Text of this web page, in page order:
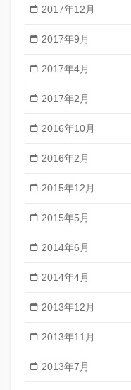
2017年12月
2017年9月
2017年4月
2017年2月
2016年10月
2016年2月
2015年12月
2015年5月
2014年6月
2014年4月
2013年12月
2013年11月
2013年7月